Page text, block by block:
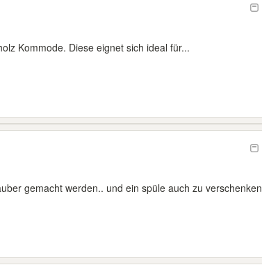
Kommode. Diese eignet sich ideal für...
gemacht werden.. und ein spüle auch zu verschenken